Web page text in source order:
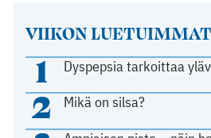
VIIKON LUETUIMMAT
1 Dyspepsia tarkoittaa
2 Mikä on silsa?